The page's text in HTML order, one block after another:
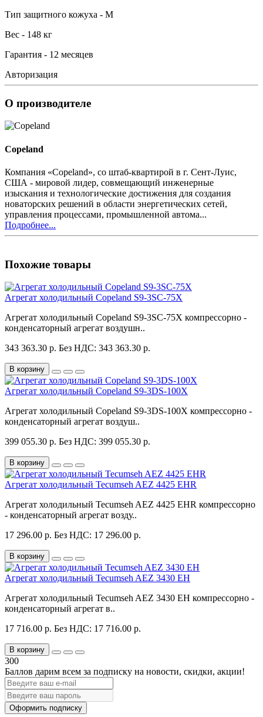
Тип защитного кожуха - M
Вес - 148 кг
Гарантия - 12 месяцев
Авторизация
О производителе
Copeland
Компания «Copeland», со штаб-квартирой в г. Сент-Луис,
США - мировой лидер, совмещающий инженерные
изыскания и технологические достижения для создания
новаторских решений в области энергетических сетей,
управления процессами, промышленной автома...
Подробнее...
Похожие товары
Агрегат холодильный Copeland S9-3SC-75X
Агрегат холодильный Copeland S9-3SC-75X компрессорно -
конденсаторный агрегат воздушн..
343 363.30 р. Без НДС: 343 363.30 р.
В корзину
Агрегат холодильный Copeland S9-3DS-100X
Агрегат холодильный Copeland S9-3DS-100X компрессорно -
конденсаторный агрегат воздуш..
399 055.30 р. Без НДС: 399 055.30 р.
В корзину
Агрегат холодильный Tecumseh AEZ 4425 EHR
Агрегат холодильный Tecumseh AEZ 4425 EHR компрессорно
- конденсаторный агрегат возду..
17 296.00 р. Без НДС: 17 296.00 р.
В корзину
Агрегат холодильный Tecumseh AEZ 3430 EH
Агрегат холодильный Tecumseh AEZ 3430 EH компрессорно -
конденсаторный агрегат в..
17 716.00 р. Без НДС: 17 716.00 р.
В корзину
300
Баллов дарим всем за подписку на новости, скидки, акции!
Оформить подписку